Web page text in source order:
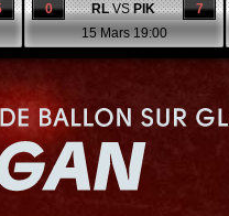
7
0 RLVSPIK
15 Mars 19:00